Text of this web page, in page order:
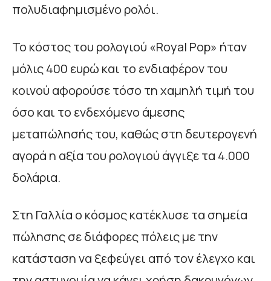
πολυδιαφημισμένο ρολόι.
Το κόστος του ρολογιού «Royal Pop» ήταν
μόλις 400 ευρώ και το ενδιαφέρον του
κοινού αφορούσε τόσο τη χαμηλή τιμή του
όσο και το ενδεχόμενο άμεσης
μεταπώλησής του, καθώς στη δευτερογενή
αγορά η αξία του ρολογιού άγγιξε τα 4.000
δολάρια.
Στη Γαλλία ο κόσμος κατέκλυσε τα σημεία
πώλησης σε διάφορες πόλεις με την
κατάσταση να ξεφεύγει από τον έλεγχο και